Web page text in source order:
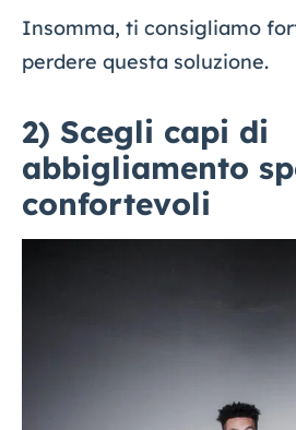
Insomma, ti consigliamo
perdere questa soluzione.
2) Scegli capi di
abbigliamento
confortevoli